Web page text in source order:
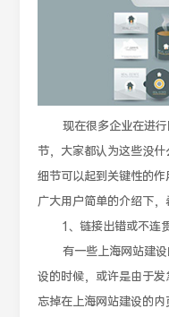
现在很多企业在进行
节，大家都认为这些没
细节可以起到关键性的
广大用户简单的介绍下，
1、链接出错或不连
有一些上海网站建设
设的时候，或许是由于发
忘掉在上海网站建设的